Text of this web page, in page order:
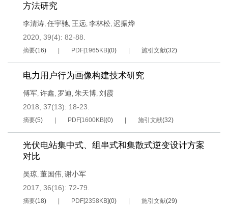
方法研究
李清涛 任宇驰 王远 李林松 迟振烨
2020, 39(4): 82-88.
摘要(16) PDF[1965KB](0) 施引文献(32)
电力用户行为画像构建技术研究
傅军 许鑫 罗迪 朱天博 刘霞
2018, 37(13): 18-23.
摘要(5) PDF[1600KB](0) 施引文献(32)
光伏电站集中式、组串式和集散式逆变设计方案
对比
吴琼 董国伟 谢小军
2017, 36(16): 72-79.
摘要(18) PDF[2358KB](0) 施引文献(29)